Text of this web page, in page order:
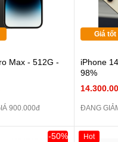
Max - 512G -
900.000đ
Giá tốt
iPhone
98%
ĐANG
-50% Hot